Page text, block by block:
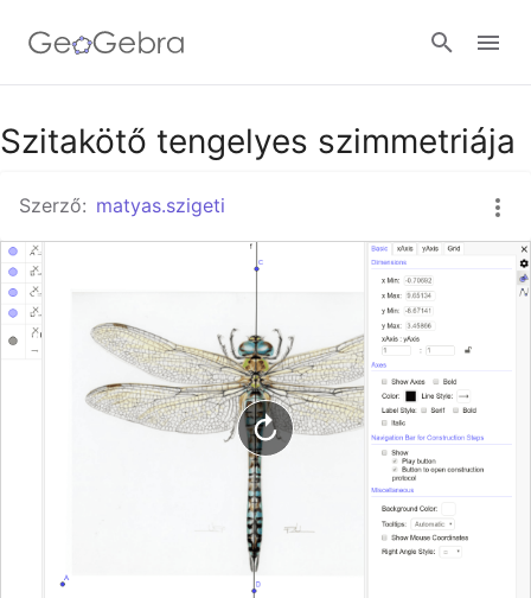
Google Classroom
GeoGebra Classroom
Szitakötő tengelyes szimmetriája
Szerző: matyas.szigeti